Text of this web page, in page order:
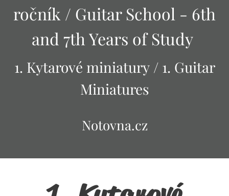
ročník / Guitar School - 6th
and 7th Years of Study
1. Kytarové miniatury/ 1. Guitar
Miniatures
Notovna.cz